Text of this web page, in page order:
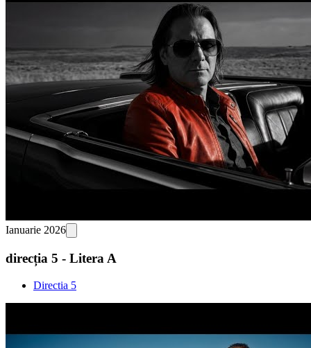
Ianuarie 2026
direcția 5 - Litera A
Directia 5